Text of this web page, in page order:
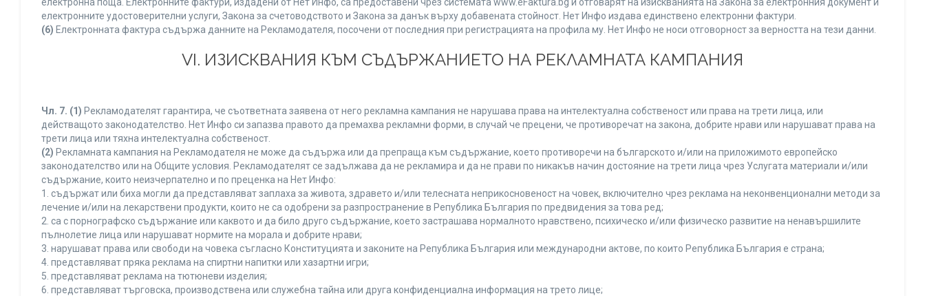
електронните удостоверителни услуги, Закона за счетоводството и Закона за данък върху добавената стойност. Нет Инфо издава единствено електронни фактури.
(6) Електронната фактура съдържа данните на Рекламодателя, посочени от последния при регистрацията на профила му. Нет Инфо не носи отговорност за верността на тези данни.
VI. ИЗИСКВАНИЯ КЪМ СЪДЪРЖАНИЕТО НА РЕКЛАМНАТА КАМПАНИЯ
Чл. 7. (1) Рекламодателят гарантира, че съответната заявена от него рекламна кампания не нарушава права на интелектуална собственост или права на трети лица, или
действащото законодателство. Нет Инфо си запазва правото да премахва рекламни форми, в случай че прецени, че противоречат на закона, добрите нрави или нарушават права на
трети лица или тяхна интелектуална собственост.
(2) Рекламната кампания на Рекламодателя не може да съдържа или да препраща към съдържание, което противоречи на българското и/или на приложимото европейско
законодателство или на Общите условия. Рекламодателят се задължава да не рекламира и да не прави по никакъв начин достояние на трети лица чрез Услугата материали и/или
съдържание, които неизчерпателно и по преценка на Нет Инфо:
1. съдържат или биха могли да представляват заплаха за живота, здравето и/или телесната неприкосновеност на човек, включително чрез реклама на неконвенционални методи за
лечение и/или на лекарствени продукти, които не са одобрени за разпространение в Република България по предвидения за това ред;
2. са с порнографско съдържание или каквото и да било друго съдържание, което застрашава нормалното нравствено, психическо и/или физическо развитие на ненавършилите
пълнолетие лица или нарушават нормите на морала и добрите нрави;
3. нарушават права или свободи на човека съгласно Конституцията и законите на Република България или международни актове, по които Република България е страна;
4. представляват пряка реклама на спиртни напитки или хазартни игри;
5. представляват реклама на тютюневи изделия;
6. представляват търговска, производствена или служебна тайна или друга конфиденциална информация на трето лице;